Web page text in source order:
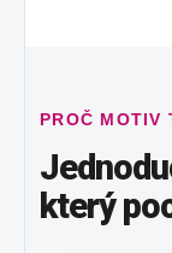
PROČ MOTIV
který